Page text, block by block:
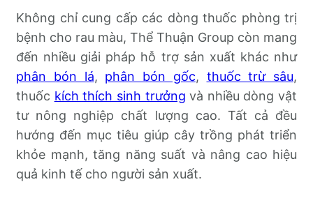
Không chỉ cung cấp các dòng thuốc phòng trị
bệnh cho rau màu, Thể Thuận Group còn mang
đến nhiều giải pháp hỗ trợ sản xuất khác như
phân bón lá, phân bón gốc, thuốc trừ sâu,
thuốc kích thích sinh trưởng và nhiều dòng vật
tư nông nghiệp chất lượng cao. Tất cả đều
hướng đến mục tiêu giúp cây trồng phát triển
khỏe mạnh, tăng năng suất và nâng cao hiệu
quả kinh tế cho người sản xuất.